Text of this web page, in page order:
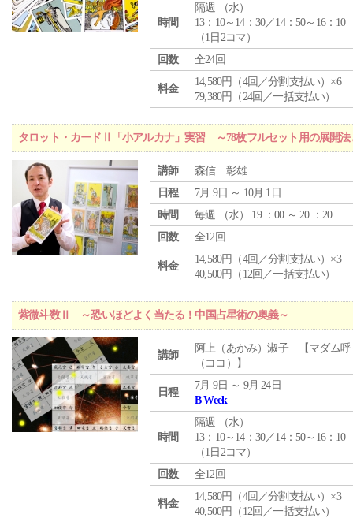
時間
隔週 （水）
13：10～14：30／14：50～16：10
（1日2コマ）
回数
全24回
料金
14,580円（4回／分割支払い）×6
79,380円（24回／一括支払い）
タロット・カードⅡ「小アルカナ」実習 ～78枚フルセット用の展開法
講師
森信 彰雄
日程
7月 9日 ～ 10月 1日
時間
毎週 （水） 19 ：00 ～ 20 ：20
回数
全12回
料金
14,580円（4回／分割支払い）×3
40,500円（12回／一括支払い）
紫微斗数Ⅱ ～恐いほどよく当たる！中国占星術の奥義～
講師
阿上（あかみ）淑子 【マダム呼
（ココ）】
日程
7月 9日 ～ 9月 24日
B Week
時間
隔週 （水）
13：10～14：30／14：50～16：10
（1日2コマ）
回数
全12回
料金
14,580円（4回／分割支払い）×3
40,500円（12回／一括支払い）